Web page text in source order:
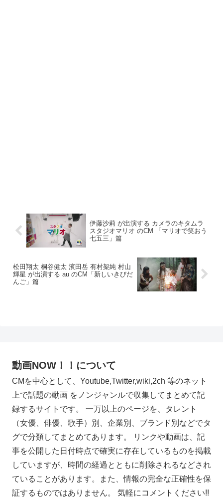
伊藤沙莉 が出演する カメラのキタムラ
スタジオマリオ のCM 「マリオで笑おう
七五三」篇
松田翔太 桐谷健太 濱田岳 有村架純 村山
輝星 が出演する au のCM「新しいきびだ
んご」篇
動画NOW！！について
CMを中心として、Youtube,Twitter,wiki,2ch 等のネット
上で話題の動画 をノンジャンルで収集してまとめて記
録するサイトです。 一万以上のページを、タレント
（女優、俳優、歌手）別、企業別、ブランド別などでタ
グで分類してまとめてあります。 リンクや動画は、記
事を公開した日付時点で確実に存在しているものを掲載
していますが、時間の経過とともに削除されるなどされ
ていることがあります。また、情報の完全な正確性を保
証するものではありません。 気軽にコメントください!!